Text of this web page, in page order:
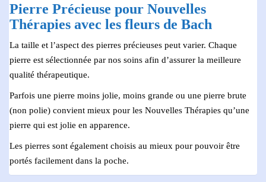
Pierre Précieuse pour Nouvelles
Thérapies avec les fleurs de Bach
La taille et l’aspect des pierres précieuses peut varier. Chaque
pierre est sélectionnée par nos soins afin d’assurer la meilleure
qualité thérapeutique.
Parfois une pierre moins jolie, moins grande ou une pierre brute
(non polie) convient mieux pour les Nouvelles Thérapies qu’une
pierre qui est jolie en apparence.
Les pierres sont également choisis au mieux pour pouvoir être
portés facilement dans la poche.